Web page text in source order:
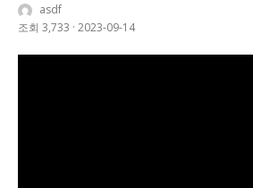
asdf
조회 3,733 · 2023-09-14